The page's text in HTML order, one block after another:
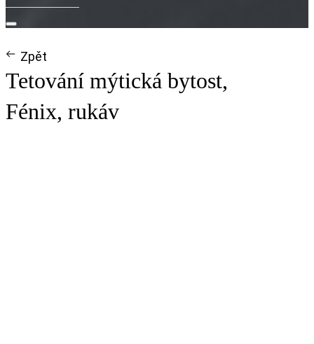
Zpět
Tetování mýtická bytost,
Fénix, rukáv